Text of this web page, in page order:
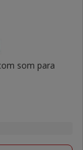
som para